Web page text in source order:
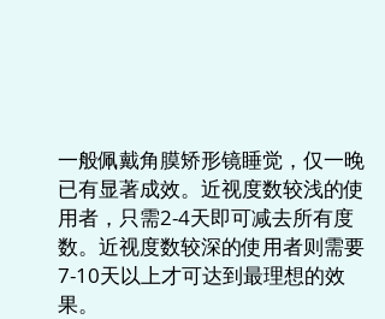
一般佩戴角膜矫形镜睡觉，仅一晚
已有显著成效。近视度数较浅的使
用者，只需2-4天即可减去所有度
数。近视度数较深的使用者则需要
7-10天以上才可达到最理想的效
果。